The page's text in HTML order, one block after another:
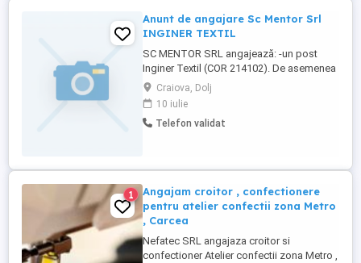
Anunt de angajare Sc Mentor Srl
INGINER TEXTIL
SC MENTOR SRL angajează: -un post
Inginer Textil (COR 214102). De asemenea
oferim bonuri de masa si transport.
Așteptăm CV-urile dumneavoastră la
adresa noastra de e-mail:
Craiova, Dolj
10 iulie
Telefon validat
1
Angajam croitor , confectionere
pentru atelier confectii zona Metro
, Carcea
Nefatec SRL angajaza croitor si
confectioner Atelier confectii zona Metro ,